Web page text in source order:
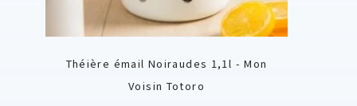
Théière émail Noiraudes 1,1l - Mon
Voisin Totoro